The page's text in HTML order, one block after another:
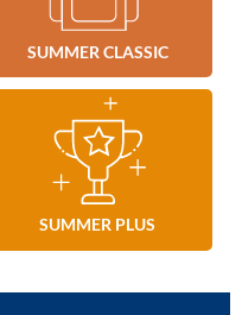
SUMMER CLASSIC
SUMMER PLUS